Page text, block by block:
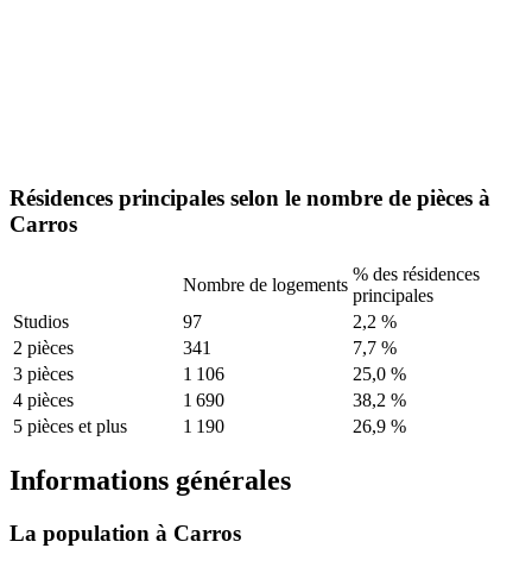
Résidences principales selon le nombre de pièces à
Carros
Nombre de logements
% des résidences
principales
Studios
97
2,2 %
2 pièces
341
7,7 %
3 pièces
1 106
25,0 %
4 pièces
1 690
38,2 %
5 pièces et plus
1 190 26,9 %
Informations générales
La population à Carros